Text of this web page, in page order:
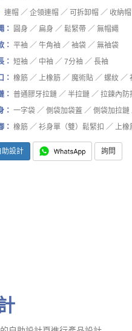
連帽 ／ 企領連帽 ／ 可拆卸帽 ／ 收納
：
圓身 ／ 扁身 ／ 鬆緊帶 ／ 無帽繩
： 平袖 ／ 牛角袖 ／ 袖袋 ／ 無袖袋
： 短袖 ／ 中袖 ／ 7分袖 ／ 長袖
： 橡筋 ／ 上橡筋 ／ 魔術貼 ／ 螺紋 ／
： 普通膠牙拉鏈 ／ 半拉鏈 ／ 拉鍊內防
： 一字袋 ／ 側袋加袋蓋 ／ 側袋加拉鏈
： 橡筋 ／ 衫身單（雙）鬆緊扣 ／ 上
助設計 詢問